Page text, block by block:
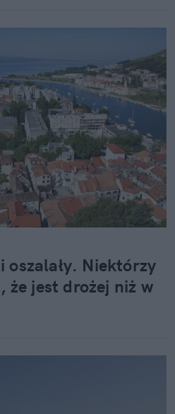
oszalały. Niektórzy
jest drożej niż w